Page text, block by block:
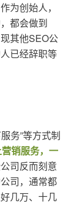
为创始人，
都会做到
其他SEO公
已经辞职等
务”等方式制
销服务，一
司反而刻意
司，通常都
几万、十几